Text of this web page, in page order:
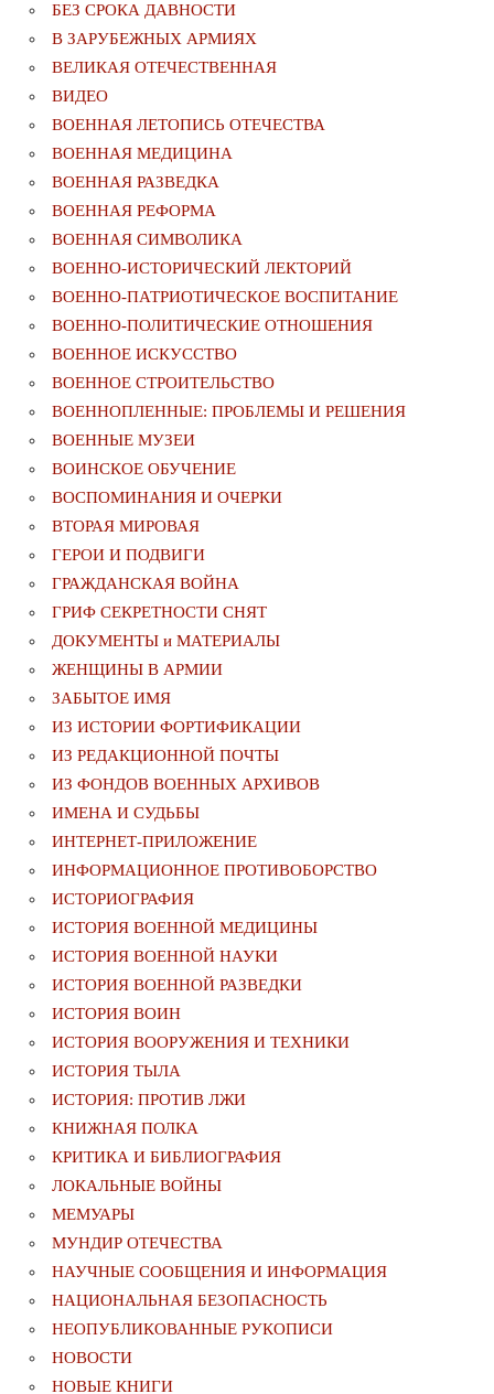
БЕЗ СРОКА ДАВНОСТИ
В ЗАРУБЕЖНЫХ АРМИЯХ
ВЕЛИКАЯ ОТЕЧЕСТВЕННАЯ
ВИДЕО
ВОЕННАЯ ЛЕТОПИСЬ ОТЕЧЕСТВА
ВОЕННАЯ МЕДИЦИНА
ВОЕННАЯ РАЗВЕДКА
ВОЕННАЯ РЕФОРМА
ВОЕННАЯ СИМВОЛИКА
ВОЕННО-ИСТОРИЧЕСКИЙ ЛЕКТОРИЙ
ВОЕННО-ПАТРИОТИЧЕСКОЕ ВОСПИТАНИЕ
ВОЕННО-ПОЛИТИЧЕСКИE ОТНОШЕНИЯ
ВОЕННОЕ ИСКУССТВО
ВОЕННОЕ СТРОИТЕЛЬСТВО
ВОЕННОПЛЕННЫЕ: ПРОБЛЕМЫ И РЕШЕНИЯ
ВОЕННЫЕ МУЗЕИ
ВОИНСКОЕ ОБУЧЕНИЕ
ВОСПОМИНАНИЯ И ОЧЕРКИ
ВТОРАЯ МИРОВАЯ
ГЕРОИ И ПОДВИГИ
ГРАЖДАНСКАЯ ВОЙНА
ГРИФ СЕКРЕТНОСТИ СНЯТ
ДОКУМЕНТЫ и МАТЕРИАЛЫ
ЖЕНЩИНЫ В АРМИИ
ЗАБЫТОЕ ИМЯ
ИЗ ИСТОРИИ ФОРТИФИКАЦИИ
ИЗ РЕДАКЦИОННОЙ ПОЧТЫ
ИЗ ФОНДОВ ВОЕННЫХ АРХИВОВ
ИМЕНА И СУДЬБЫ
ИНТЕРНЕТ-ПРИЛОЖЕНИЕ
ИНФОРМАЦИОННОЕ ПРОТИВОБОРСТВО
ИСТОРИОГРАФИЯ
ИСТОРИЯ ВОЕННОЙ МЕДИЦИНЫ
ИСТОРИЯ ВОЕННОЙ НАУКИ
ИСТОРИЯ ВОЕННОЙ РАЗВЕДКИ
ИСТОРИЯ ВОИН
ИСТОРИЯ ВООРУЖЕНИЯ И ТЕХНИКИ
ИСТОРИЯ ТЫЛА
ИСТОРИЯ: ПРОТИВ ЛЖИ
КНИЖНАЯ ПОЛКА
КРИТИКА И БИБЛИОГРАФИЯ
ЛОКАЛЬНЫЕ ВОЙНЫ
МЕМУАРЫ
МУНДИР ОТЕЧЕСТВА
НАУЧНЫЕ СООБЩЕНИЯ И ИНФОРМАЦИЯ
НАЦИОНАЛЬНАЯ БЕЗОПАСНОСТЬ
НЕОПУБЛИКОВАННЫЕ РУКОПИСИ
НОВОСТИ
НОВЫЕ КНИГИ